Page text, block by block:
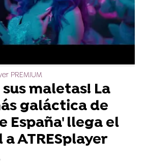
PREMIUM
sus maletas! La
galáctica de
España' llega el
ATRESplayer